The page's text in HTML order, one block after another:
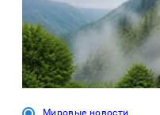
Мировые новости